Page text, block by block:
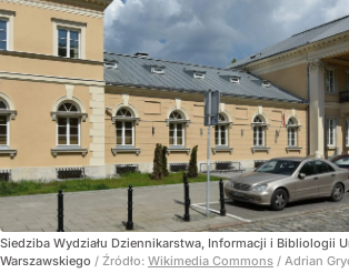
Siedziba Wydziału Dziennikarstwa, Informacji i Bibliologii
Warszawskiego / Źródło: Wikimedia Commons / Adrian